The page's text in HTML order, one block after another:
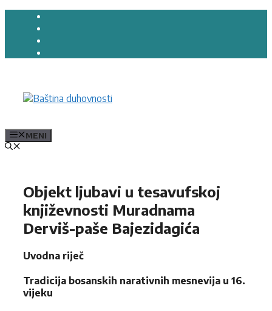
Preskoči
MENI
Objekt ljubavi u tesavufskoj
književnosti Muradnama
Derviš-paše Bajezidagića
Uvodna riječ
Tradicija bosanskih narativnih mesnevija u 16.
vijeku